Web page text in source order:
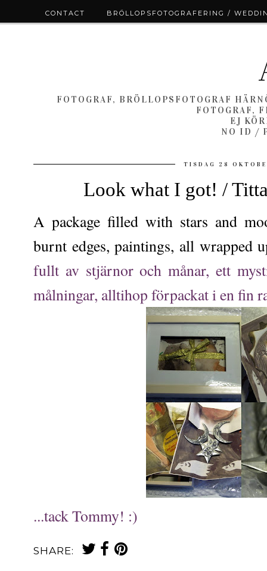
FOTOGRAF, BRÖLLOPSFOTOGRAF
FOTOGRAF,
EJ
NO ID /
TISDAG 28
Look what I got! /
A package filled with stars and
burnt edges, paintings, all wrapped
fullt av stjärnor och månar, ett
målningar, alltihop förpackat i en fin
...tack Tommy! :)
SHARE:
CONTACT BRÖLLOPSFOTOGRAFERING /